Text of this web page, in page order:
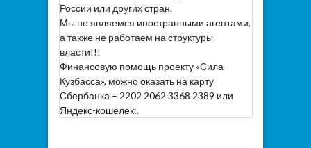
России или других стран.
Мы не являемся иностранными агентами,
а также не работаем на структуры
власти!!!
Финансовую помощь проекту «Сила
Кузбасса», можно оказать на карту
Сбербанка – 2202 2062 3368 2389 или
Яндекс-кошелек:.